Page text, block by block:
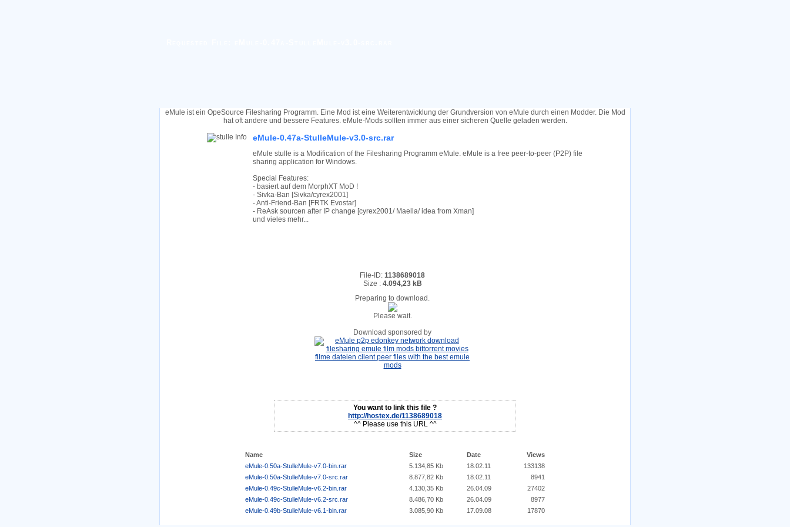
eMule ist ein OpeSource Filesharing Programm. Eine Mod ist eine Weiterentwicklung der Grundversion von eMule durch einen Modder. Die Mod
hat oft andere und bessere Features. eMule-Mods sollten immer aus einer sicheren Quelle geladen werden.
eMule-0.47a-StulleMule-v3.0-src.rar
eMule stulle is a Modification of the Filesharing Programm eMule. eMule is a free peer-to-peer (P2P) file
sharing application for Windows.
Special Features:
- basiert auf dem MorphXT MoD !
- Sivka-Ban [Sivka/cyrex2001]
- Anti-Friend-Ban [FRTK Evostar]
- ReAsk sourcen after IP change [cyrex2001/ Maella/ idea from Xman]
und vieles mehr...
File-ID: 1138689018
Size : 4.094,23 kB
Preparing to download.
Please wait.
Download sponsored by
You want to link this file ?
http://hostex.de/1138689018
^^ Please use this URL ^^
Name Size Date
Views
eMule-0.50a-StulleMule-v7.0-bin.rar
5.134,85 Kb 18.02.11
133138
eMule-0.50a-StulleMule-v7.0-src.rar
8.877,82 Kb 18.02.11
8941
eMule-0.49c-StulleMule-v6.2-bin.rar
4.130,35 Kb 26.04.09
27402
eMule-0.49c-StulleMule-v6.2-src.rar
8.486,70 Kb 26.04.09
8977
eMule-0.49b-StulleMule-v6.1-bin.rar
3.085,90 Kb 17.09.08 17870